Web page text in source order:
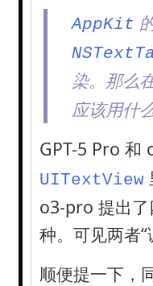
AppKit
染。那么
应该用什
GPT-5 Pro
UITextView
o3-pro 提出了
种。可见两者
顺便提一下，